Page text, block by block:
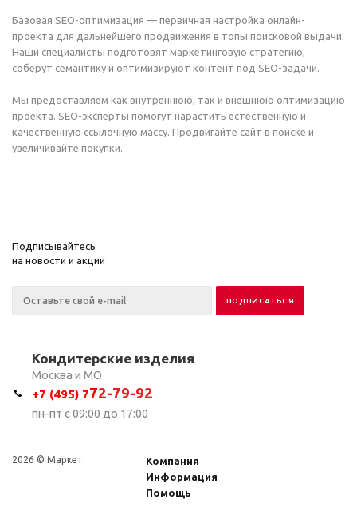
Базовая SEO-оптимизация — первичная настройка онлайн-
проекта для дальнейшего продвижения в топы поисковой выдачи.
Наши специалисты подготовят маркетинговую стратегию,
соберут семантику и оптимизируют контент под SEO-задачи.
Мы предоставляем как внутреннюю, так и внешнюю оптимизацию
проекта. SEO-эксперты помогут нарастить естественную и
качественную ссылочную массу. Продвигайте сайт в поиске и
увеличивайте покупки.
Подписывайтесь
на новости и акции
Кондитерские изделия
Москва и МО
+7 (495) 772-79-92
пн-пт с 09:00 до 17:00
2026 © Маркет
Компания
Информация
Помощь